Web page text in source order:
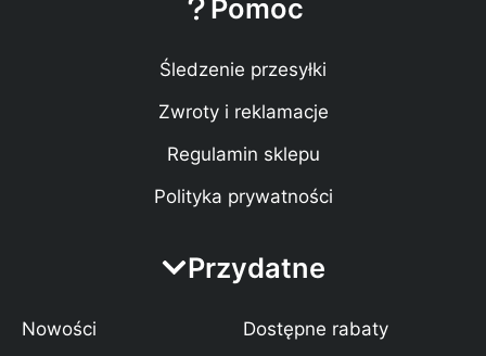
Pomoc
Śledzenie przesyłki
Zwroty i reklamacje
Regulamin sklepu
Polityka prywatności
Przydatne
Nowości
Dostępne rabaty